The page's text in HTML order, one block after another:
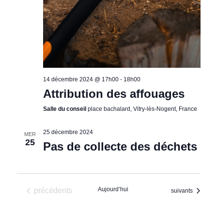
14 décembre 2024 @ 17h00- 18h00
Attribution des affouages
Salle du conseil place bachalard, Vitry-lès-Nogent, France
MER
25
25 décembre 2024
Pas de collecte des déchets
Évènements
précédents Aujourd’hui Évènements
suivants